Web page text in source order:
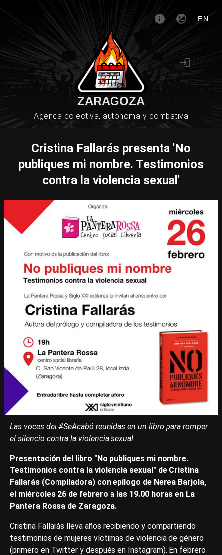
EN
ZARAGOZA
Agenda colectiva, autónoma y combativa
Cristina Fallarás presenta 'No
publiques mi nombre. Testimonios
contra la violencia sexual'
Las voces del #SeAcabó reunidas en un libro para romper
el silencio contra la violencia sexual.
Presentación del libro "No publiques mi nombre.
Testimonios contra la violencia sexual" de Cristina
Fallarás (Compiladora) con epílogo de Nerea Barjola,
el miércoles 26 de febrero a las 19.00 horas en La
Pantera Rossa de Zaragoza.
Cristina Fallarás lleva años recibiendo y compartiendo
testimonios de mujeres víctimas de violencia de género
(primero en Twitter y después en Instagram). En febrero